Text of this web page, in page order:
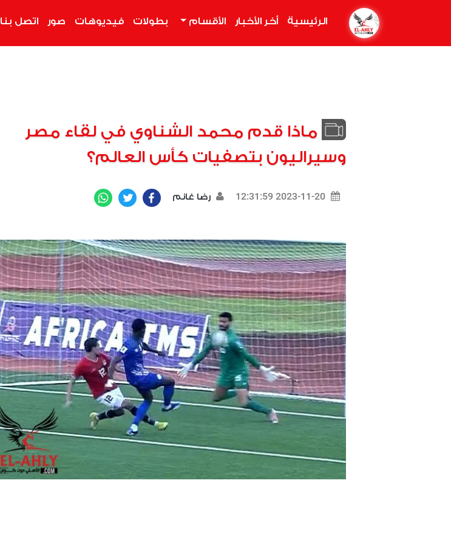
الرئيسية أخر الأخبار الأقسام بطولات فيديوهات صور اتصل بنا
ماذا قدم محمد الشناوي في لقاء مصر
وسيراليون بتصفيات كأس العالم؟
2023-11-20 12:31:59 رضا غانم Facebook
Twitter